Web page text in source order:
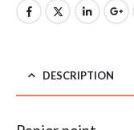
DESCRIPTION